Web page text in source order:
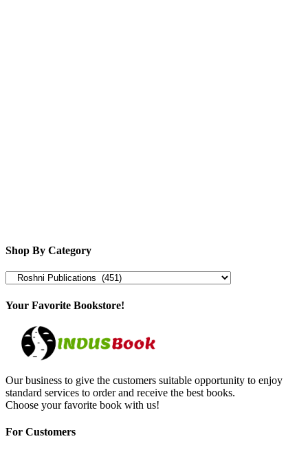
Shop By Category
Your Favorite Bookstore!
Our business to give the customers suitable opportunity to enjoy
standard services to order and receive the best books.
Choose your favorite book with us!
For Customers